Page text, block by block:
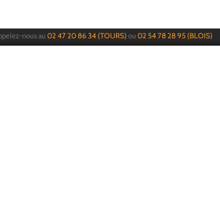
nous au 02 47 20 86 34 (TOURS) ou 02 54 78 28 95 (BLOIS)